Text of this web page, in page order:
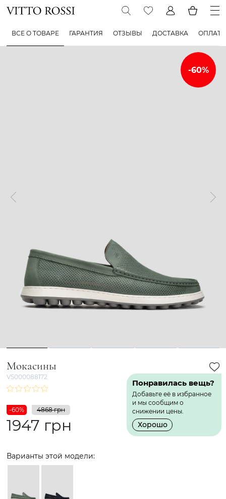
ВСЕ О ТОВАРЕ ГАРАНТИЯ ОТЗЫВЫ ДОСТАВКА ОПЛАТА
1 2 3 4 5
Мокасины
VS000088172
Понравилась вещь?
Добавьте её в избранное
и мы сообщим о
снижении цены.
Хорошо
-60% 4868 грн
1947 грн
Варианты этой модели: